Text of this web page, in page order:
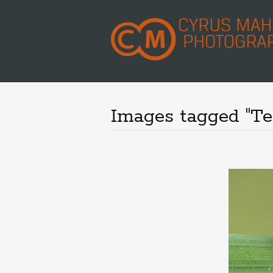
Images tagged